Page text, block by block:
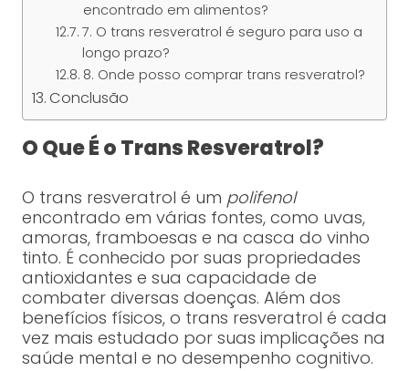
encontrado em alimentos?
7. O trans resveratrol é seguro para uso a
longo prazo?
8. Onde posso comprar trans resveratrol?
Conclusão
O Que É o Trans Resveratrol?
O trans resveratrol é um polifenol
encontrado em várias fontes, como uvas,
amoras, framboesas e na casca do vinho
tinto. É conhecido por suas propriedades
antioxidantes e sua capacidade de
combater diversas doenças. Além dos
benefícios físicos, o trans resveratrol é cada
vez mais estudado por suas implicações na
saúde mental e no desempenho cognitivo.